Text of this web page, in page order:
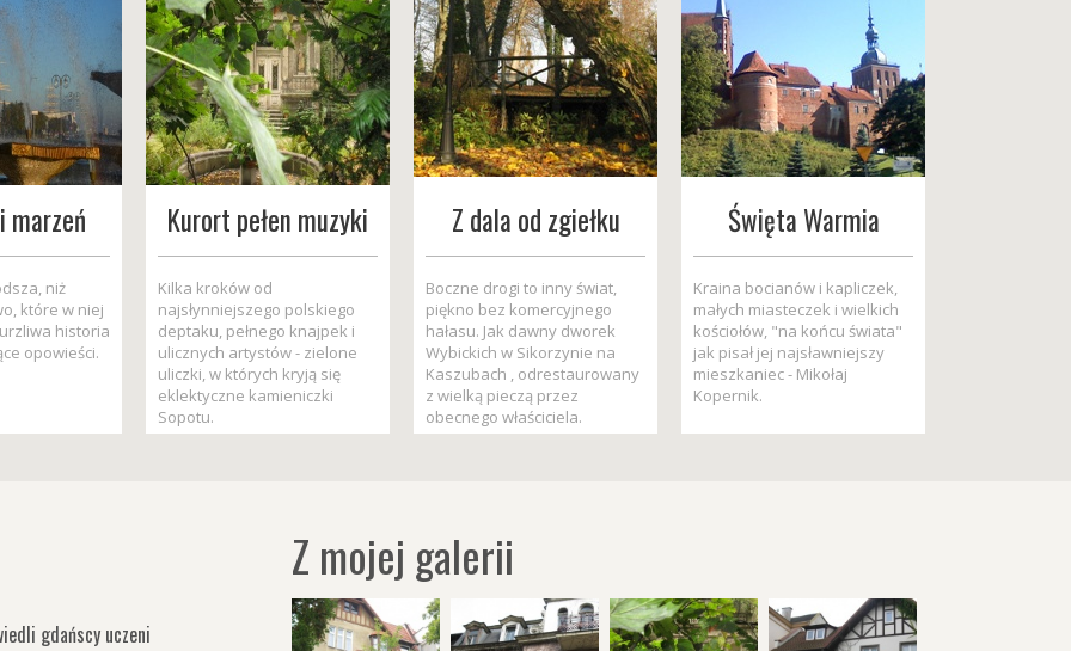
marzeń
niż
które w niej
historia
opowieści.
Kurort pełen muzyki
Kilka kroków od
najsłynniejszego polskiego
deptaku, pełnego knajpek i
ulicznych artystów - zielone
uliczki, w których kryją się
eklektyczne kamieniczki
Sopotu.
Z dala od zgiełku
Boczne drogi to inny świat,
piękno bez komercyjnego
hałasu. Jak dawny dworek
Wybickich w Sikorzynie na
Kaszubach , odrestaurowany
z wielką pieczą przez
obecnego właściciela.
Święta Warmia
Kraina bocianów i kapliczek,
małych miasteczek i wielkich
kościołów, "na końcu świata"
jak pisał jej najsławniejszy
mieszkaniec - Mikołaj
Kopernik.
gdańscy uczeni
Z mojej galerii